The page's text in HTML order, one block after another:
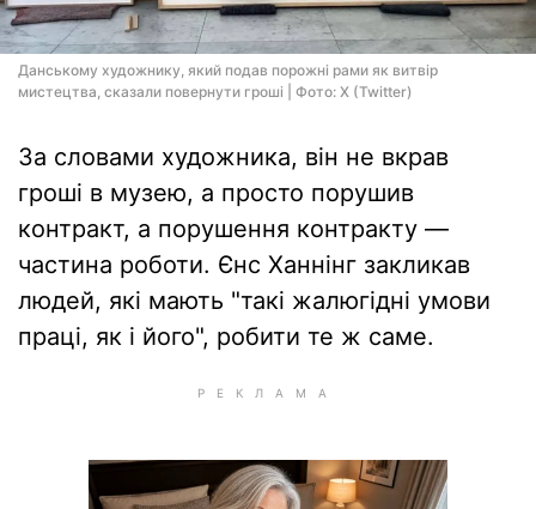
Данському художнику, який подав порожні рами як витвір
мистецтва, сказали повернути гроші | Фото: X (Twitter)
За словами художника, він не вкрав
гроші в музею, а просто порушив
контракт, а порушення контракту —
частина роботи. Єнс Ханнінг закликав
людей, які мають "такі жалюгідні умови
праці, як і його", робити те ж саме.